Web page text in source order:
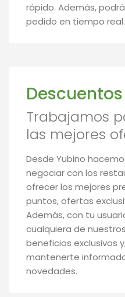
rápido. Además,
pedido en tiempo real.
Trabajamos
las mejores
Desde Yubino
negociar con los
ofrecer los mejores
puntos, ofertas
Además, con tu
cualquiera de
beneficios exclusivos
mantenerte
novedades.